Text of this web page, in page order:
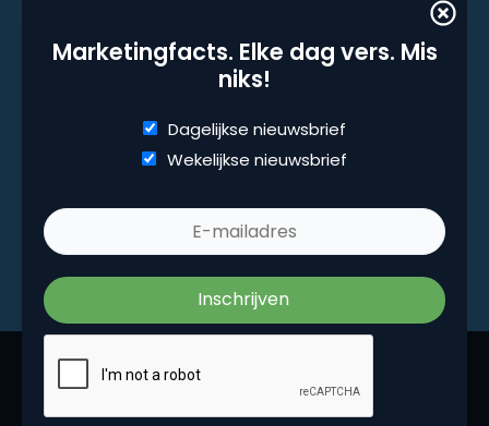
Marketingfacts. Elke dag vers. Mis
niks!
Dagelijkse nieuwsbrief
Wekelijkse nieuwsbrief